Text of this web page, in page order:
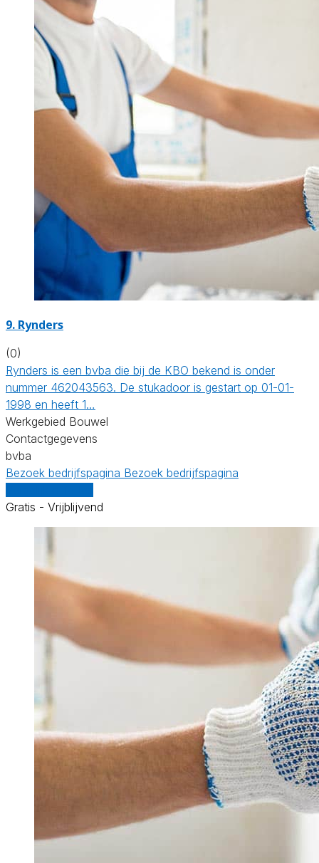
9. Rynders
(0)
Rynders is een bvba die bij de KBO bekend is onder
nummer 462043563. De stukadoor is gestart op 01-01-
1998 en heeft 1…
Werkgebied Bouwel
Contactgegevens
bvba
Bezoek bedrijfspagina Bezoek bedrijfspagina
Gratis - Vrijblijvend